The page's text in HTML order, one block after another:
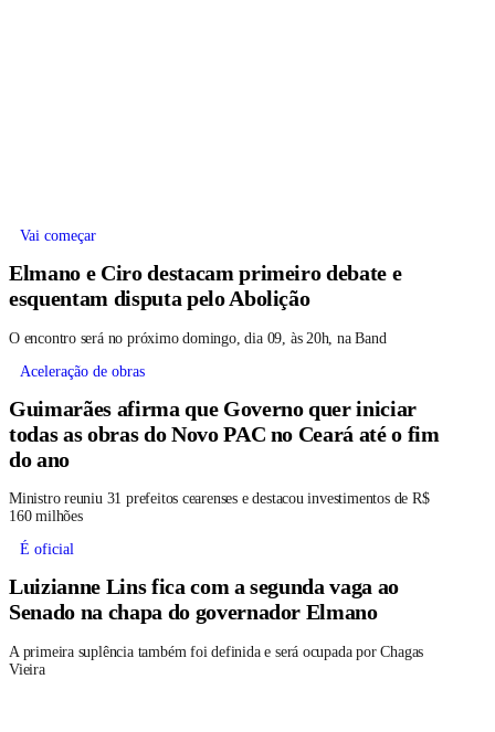
Vai começar
Elmano e Ciro destacam primeiro debate e
esquentam disputa pelo Abolição
O encontro será no próximo domingo, dia 09, às 20h, na Band
Aceleração de obras
Guimarães afirma que Governo quer iniciar
todas as obras do Novo PAC no Ceará até o fim
do ano
Ministro reuniu 31 prefeitos cearenses e destacou investimentos de R$
160 milhões
É oficial
Luizianne Lins fica com a segunda vaga ao
Senado na chapa do governador Elmano
A primeira suplência também foi definida e será ocupada por Chagas
Vieira